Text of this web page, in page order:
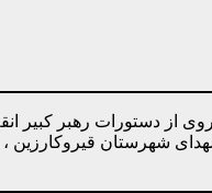
در بهمن ماه 1401 در زمینه
شهدای شهرستان